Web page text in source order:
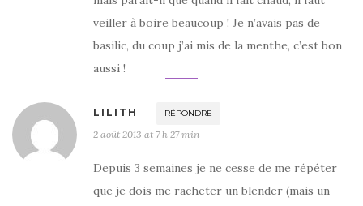
veiller à boire beaucoup ! Je n’avais pas de
basilic, du coup j’ai mis de la menthe, c’est bon
aussi !
LILITH RÉPONDRE
2 août 2013 at 7 h 27 min
Depuis 3 semaines je ne cesse de me répéter
que je dois me racheter un blender (mais un